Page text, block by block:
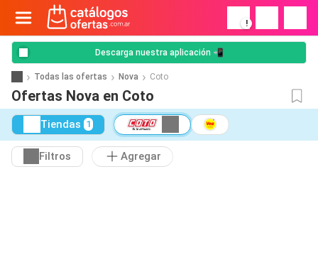
!
Descarga nuestra aplicación 📲
Todas las ofertas Nova Coto
Ofertas Nova en Coto
Tiendas 1
Filtros Agregar